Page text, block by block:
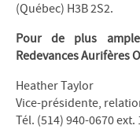
(Québec) H3B 2S2.
Pour de plus
Redevances Aurifères
Heather Taylor
Vice-présidente,
Tél. (514) 940-0670 ext.